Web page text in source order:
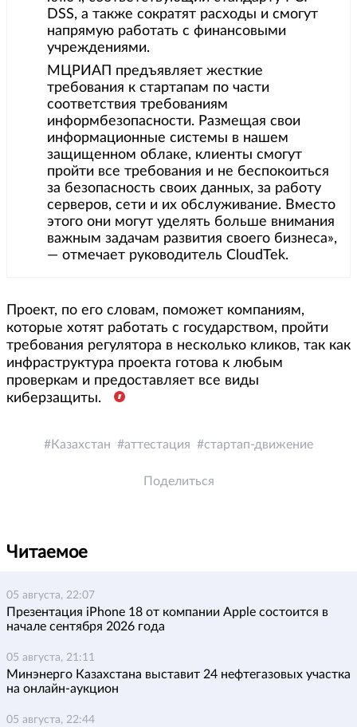
DSS, а также сократят расходы и смогут
напрямую работать с финансовыми
учреждениями.
МЦРИАП предъявляет жесткие
требования к стартапам по части
соответствия требованиям
информбезопасности. Размещая свои
информационные системы в нашем
защищенном облаке, клиенты смогут
пройти все требования и не беспокоиться
за безопасность своих данных, за работу
серверов, сети и их обслуживание. Вместо
этого они могут уделять больше внимания
важным задачам развития своего бизнеса»,
— отмечает руководитель CloudTek.
Проект, по его словам, поможет компаниям,
которые хотят работать с государством, пройти
требования регулятора в несколько кликов, так как
инфраструктура проекта готова к любым
проверкам и предоставляет все виды
киберзащиты.
Казахстан аттестация стартап-движение
Поделиться
Читаемое
05 августа, 22:07
Презентация iPhone 18 от компании Apple состоится в
начале сентября 2026 года
05 августа, 21:11
Минэнерго Казахстана выставит 24 нефтегазовых участка
на онлайн-аукцион
05 августа, 22:44